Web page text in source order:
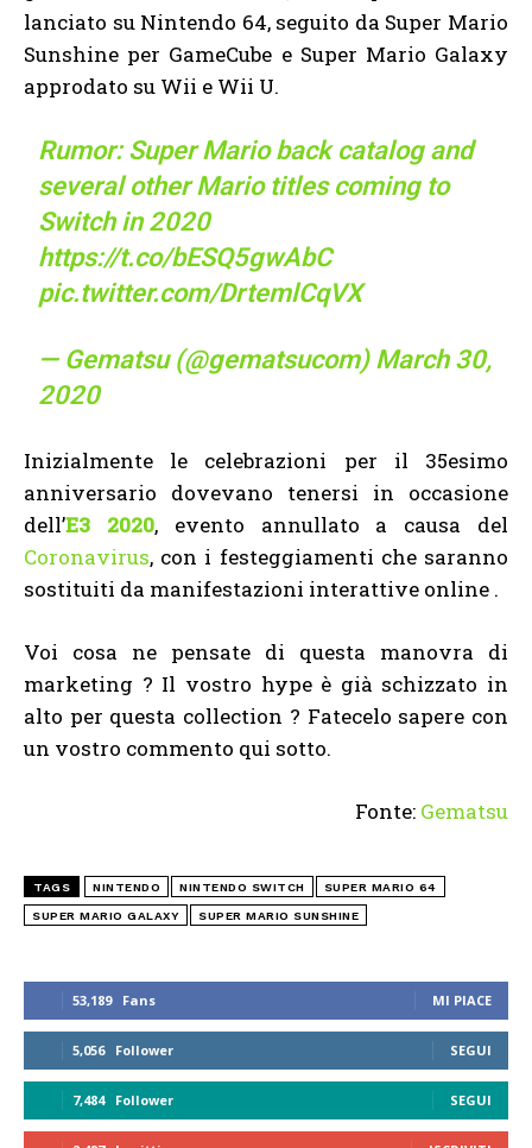
53,189 Fans MI PIACE
5,056 Follower SEGUI
7,484 Follower SEGUI
lanciato su Nintendo 64, seguito da Super Mario
Sunshine per GameCube e Super Mario Galaxy
approdato su Wii e Wii U.
Rumor: Super Mario back catalog and
several other Mario titles coming to
Switch in 2020
https://t.co/bESQ5gwAbC
pic.twitter.com/DrtemlCqVX
— Gematsu (@gematsucom) March 30,
2020
Inizialmente le celebrazioni per il 35esimo
anniversario dovevano tenersi in occasione
dell’E3 2020, evento annullato a causa del
Coronavirus, con i festeggiamenti che saranno
sostituiti da manifestazioni interattive online .
Voi cosa ne pensate di questa manovra di
marketing ? Il vostro hype è già schizzato in
alto per questa collection ? Fatecelo sapere con
un vostro commento qui sotto.
Fonte: Gematsu
TAGS NINTENDO NINTENDO SWITCH SUPER MARIO 64
SUPER MARIO GALAXY SUPER MARIO SUNSHINE